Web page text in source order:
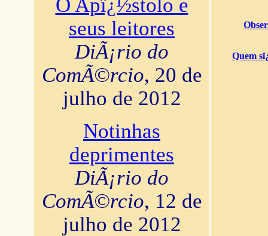
O Apï¿½stolo e
seus leitores
DiÃ¡rio do
ComÃ©rcio, 20 de
julho de 2012
Notinhas
deprimentes
DiÃ¡rio do
ComÃ©rcio, 12 de
julho de 2012
Quem